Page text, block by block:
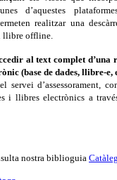
d’aquestes
realitzar una
llibre offline.
al text complet d’una
(base de dades, llibre-e,
servei d’assessorament,
i llibres electrònics a
nostra biblioguia